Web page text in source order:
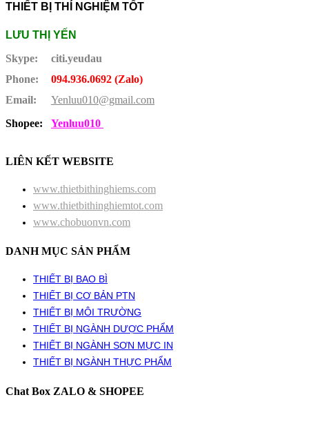
THIẾT BỊ THÍ NGHIỆM TỐT
LƯU THỊ YẾN
Skype:
citi.yeudau
Phone:
094.936.0692 (Zalo)
Email:
Yenluu010@gmail.com
Shopee:
Yenluu010
LIÊN KẾT WEBSITE
www.thietbithinghiems.com
www.thietbithinghiemtot.com
www.chobuonvn.com
DANH MỤC SẢN PHẨM
THIẾT BỊ BAO BÌ
THIẾT BỊ CƠ BẢN PTN
THIẾT BỊ MÔI TRƯỜNG
THIẾT BỊ NGÀNH DƯỢC PHẨM
THIẾT BỊ NGÀNH SƠN MỰC IN
THIẾT BỊ NGÀNH THỰC PHẨM
Chat Box ZALO & SHOPEE